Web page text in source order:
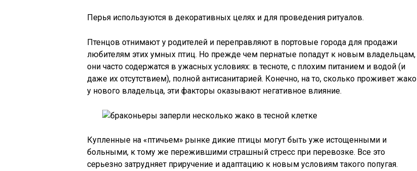
Перья используются в декоративных целях и для проведения ритуалов.
Птенцов отнимают у родителей и переправляют в портовые города для продажи
любителям этих умных птиц. Но прежде чем пернатые попадут к новым владельцам,
они часто содержатся в ужасных условиях: в тесноте, с плохим питанием и водой (и
даже их отсутствием), полной антисанитарией. Конечно, на то, сколько проживет жако
у нового владельца, эти факторы оказывают негативное влияние.
Купленные на «птичьем» рынке дикие птицы могут быть уже истощенными и
больными, к тому же пережившими страшный стресс при перевозке. Все это
серьезно затрудняет приручение и адаптацию к новым условиям такого попугая.